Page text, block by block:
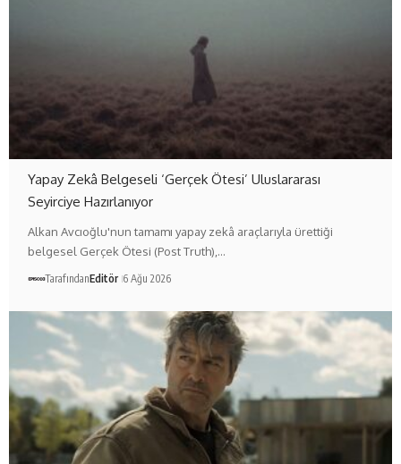
Yapay Zekâ Belgeseli ‘Gerçek Ötesi’ Uluslararası
Seyirciye Hazırlanıyor
Alkan Avcıoğlu'nun tamamı yapay zekâ araçlarıyla ürettiği
belgesel Gerçek Ötesi (Post Truth),…
TarafındanEditör 6 Ağu 2026